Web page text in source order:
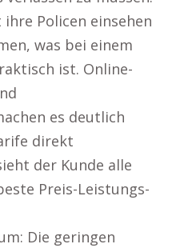
Policen einsehen
was bei einem
ist. Online-
es deutlich
direkt
der Kunde alle
Preis-Leistungs-
Die geringen